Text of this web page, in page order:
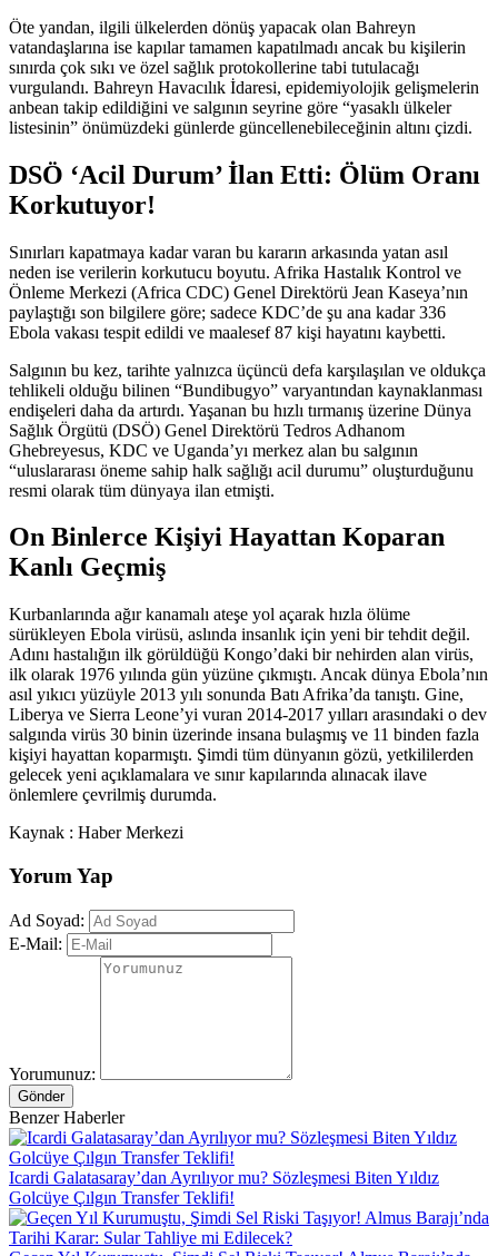
Öte yandan, ilgili ülkelerden dönüş yapacak olan Bahreyn
vatandaşlarına ise kapılar tamamen kapatılmadı ancak bu kişilerin
sınırda çok sıkı ve özel sağlık protokollerine tabi tutulacağı
vurgulandı. Bahreyn Havacılık İdaresi, epidemiyolojik gelişmelerin
anbean takip edildiğini ve salgının seyrine göre “yasaklı ülkeler
listesinin” önümüzdeki günlerde güncellenebileceğinin altını çizdi.
DSÖ ‘Acil Durum’ İlan Etti: Ölüm Oranı
Korkutuyor!
Sınırları kapatmaya kadar varan bu kararın arkasında yatan asıl
neden ise verilerin korkutucu boyutu. Afrika Hastalık Kontrol ve
Önleme Merkezi (Africa CDC) Genel Direktörü Jean Kaseya’nın
paylaştığı son bilgilere göre; sadece KDC’de şu ana kadar 336
Ebola vakası tespit edildi ve maalesef 87 kişi hayatını kaybetti.
Salgının bu kez, tarihte yalnızca üçüncü defa karşılaşılan ve oldukça
tehlikeli olduğu bilinen “Bundibugyo” varyantından kaynaklanması
endişeleri daha da artırdı. Yaşanan bu hızlı tırmanış üzerine Dünya
Sağlık Örgütü (DSÖ) Genel Direktörü Tedros Adhanom
Ghebreyesus, KDC ve Uganda’yı merkez alan bu salgının
“uluslararası öneme sahip halk sağlığı acil durumu” oluşturduğunu
resmi olarak tüm dünyaya ilan etmişti.
On Binlerce Kişiyi Hayattan Koparan
Kanlı Geçmiş
Kurbanlarında ağır kanamalı ateşe yol açarak hızla ölüme
sürükleyen Ebola virüsü, aslında insanlık için yeni bir tehdit değil.
Adını hastalığın ilk görüldüğü Kongo’daki bir nehirden alan virüs,
ilk olarak 1976 yılında gün yüzüne çıkmıştı. Ancak dünya Ebola’nın
asıl yıkıcı yüzüyle 2013 yılı sonunda Batı Afrika’da tanıştı. Gine,
Liberya ve Sierra Leone’yi vuran 2014-2017 yılları arasındaki o dev
salgında virüs 30 binin üzerinde insana bulaşmış ve 11 binden fazla
kişiyi hayattan koparmıştı. Şimdi tüm dünyanın gözü, yetkililerden
gelecek yeni açıklamalara ve sınır kapılarında alınacak ilave
önlemlere çevrilmiş durumda.
Kaynak : Haber Merkezi
Yorum Yap
Ad Soyad:
E-Mail:
Yorumunuz:
Gönder
Benzer Haberler
Icardi Galatasaray’dan Ayrılıyor mu? Sözleşmesi Biten Yıldız
Golcüye Çılgın Transfer Teklifi!